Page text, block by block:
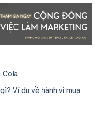
Cola
Ví dụ về hành vi mua